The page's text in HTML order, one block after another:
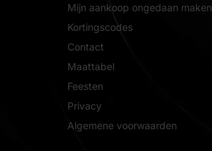
Mijn aankoop ongedaan maken
Kortingscodes
Contact
Maattabel
Feesten
Privacy
Algemene voorwaarden